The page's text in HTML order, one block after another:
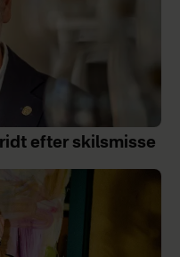
efter skilsmisse